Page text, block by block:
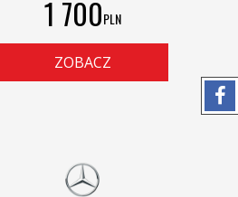
1 700PLN
ZOBACZ